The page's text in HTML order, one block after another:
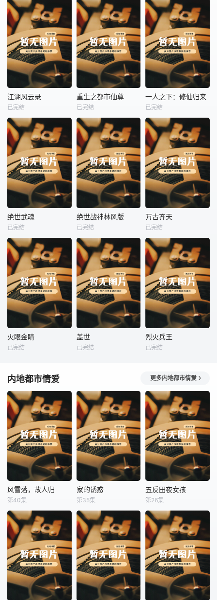
未知 未知 未知
热播
江湖风云录
未知
江湖风云录
已完结
热播
未知
重生之都市仙尊
已完结
热播
未知
一人之下：修仙归来
已完结
热播
绝世武魂
未知
绝世武魂
已完结
热播
未知
绝世战神林风版
已完结
热播
万古齐天
未知
万古齐天
已完结
热播
火眼金睛
火眼金睛
已完结
热播
盖世
盖世
已完结
热播
烈火兵王
烈火兵王
已完结
内地都市情爱 更多内地都市情爱
风雪落，故人归
风雪落，故人归
第40集
家的诱惑
家的诱惑
第35集
五反田夜女孩
五反田夜女孩
第26集